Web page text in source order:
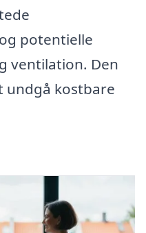
potentielle
ventilation. Den
undgå kostbare